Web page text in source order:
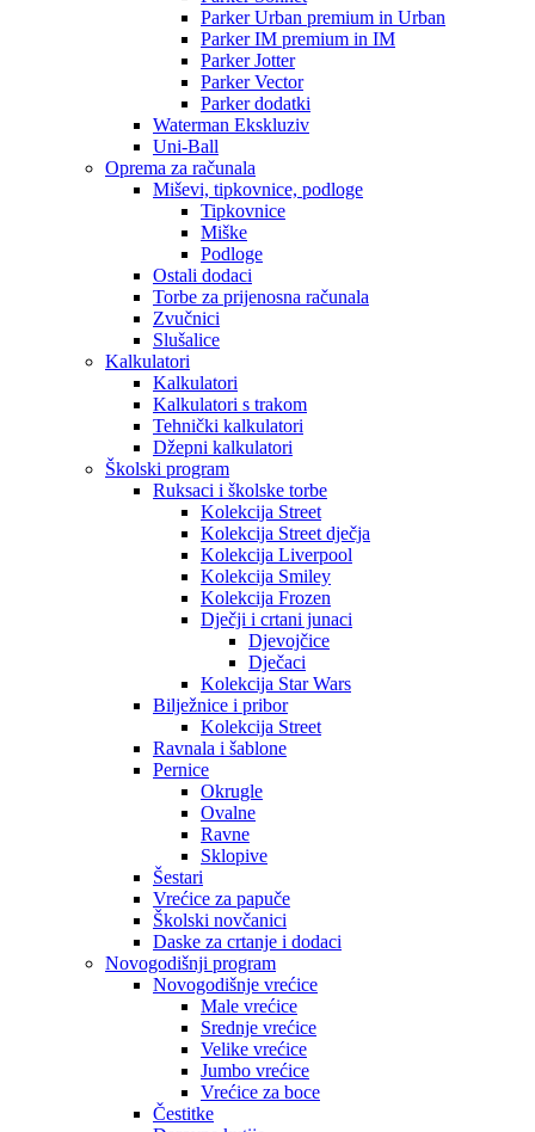
Parker Urban premium in Urban
Parker IM premium in IM
Parker Jotter
Parker Vector
Parker dodatki
Waterman Ekskluziv
Uni-Ball
Oprema za računala
Miševi, tipkovnice, podloge
Tipkovnice
Miške
Podloge
Ostali dodaci
Torbe za prijenosna računala
Zvučnici
Slušalice
Kalkulatori
Kalkulatori
Kalkulatori s trakom
Tehnički kalkulatori
Džepni kalkulatori
Školski program
Ruksaci i školske torbe
Kolekcija Street
Kolekcija Street dječja
Kolekcija Liverpool
Kolekcija Smiley
Kolekcija Frozen
Dječji i crtani junaci
Djevojčice
Dječaci
Kolekcija Star Wars
Bilježnice i pribor
Kolekcija Street
Ravnala i šablone
Pernice
Okrugle
Ovalne
Ravne
Sklopive
Šestari
Vrećice za papuče
Školski novčanici
Daske za crtanje i dodaci
Novogodišnji program
Novogodišnje vrećice
Male vrećice
Srednje vrećice
Velike vrećice
Jumbo vrećice
Vrećice za boce
Čestitke